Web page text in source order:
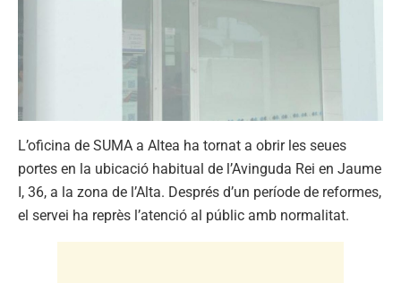
L’oficina de SUMA a Altea ha tornat a obrir les seues
portes en la ubicació habitual de l’Avinguda Rei en Jaume
I, 36, a la zona de l’Alta. Després d’un període de reformes,
el servei ha reprès l’atenció al públic amb normalitat.